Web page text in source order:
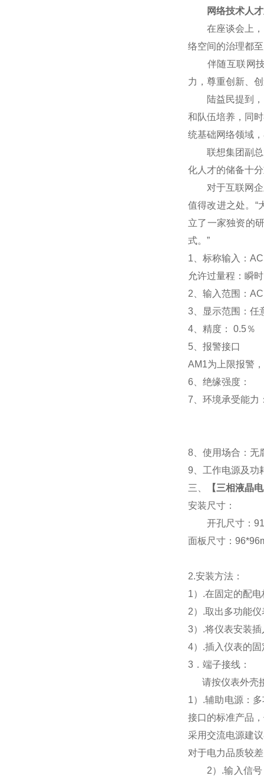
网络技术人才
在座谈会上，网
络空间的治理都
伴随互联网技
力，尊重创新、
陆益民提到，
和队伍培养，同
统基础网络领域
联想集团副总裁
化人才的储备十
对于互联网企业
值得改进之处。“
立了一家独资的
式。”
1 、标称输入：
允许过量程：瞬
2 、输入范围：
3
显示范围： 任
4 、精度： 0.5％
5
报警接口
AM1为上限报警
6
绝缘强度：
7
环境承受
8 、使用场合：
9 、工作电源及功
三、
【三相液晶
安装尺寸：
开孔尺寸：
面板尺寸：
2.安装方法：
1）.在固定的配
2）.取出多功能
3）.将仪表安装
4）.插入仪表的
3 ．端子接线：
请按仪表外壳
1） .辅助电源：
接口的标准产品
采用交流电源建
对于电力品质较
2） .输入信